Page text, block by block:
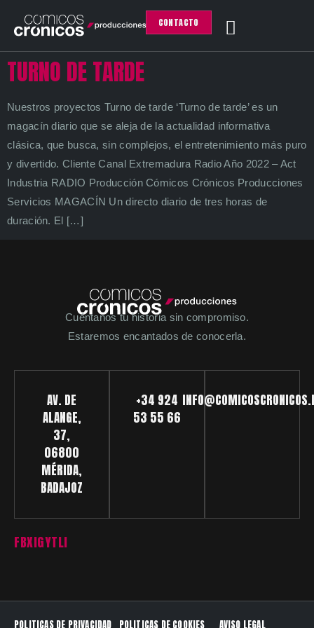
CONTACTO
TURNO DE TARDE
Nuestros proyectos Turno de tarde ‘Turno de tarde’ es un
magacín diario que se aleja de la actualidad informativa
clásica, que busca, sin complejos, el entretenimiento más puro
y divertido. Cliente Canal Extremadura Radio Año 2022 – Act
Industria RADIO Producción Cómicos Crónicos Producciones
Servicios MAGACÍN Un directo diario de tres horas de
duración. El […]
Cuéntanos tu historia sin compromiso.
Estaremos encantados de conocerla.
AV. DE
ALANGE,
37,
06800
MÉRIDA,
BADAJOZ
+34 924
53 55 66
FBXIGYTLI
POLITICAS DE PRIVACIDAD POLITICAS DE COOKIES AVISO LEGAL